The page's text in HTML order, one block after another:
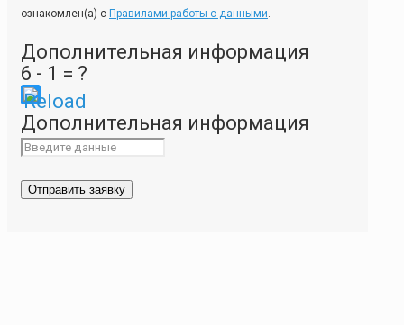
ознакомлен(а) с Правилами работы с данными.
Дополнительная информация
6 - 1 = ?
Please
enter
characters
Дополнительная информация